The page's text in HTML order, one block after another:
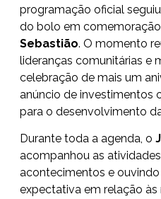
programação oficial
do bolo em
Sebastião. O momento
lideranças comunitárias e
celebração de mais um
anúncio de investimentos
para o desenvolvimento
Durante toda a agenda, o
acompanhou as
acontecimentos e
expectativa em relação às